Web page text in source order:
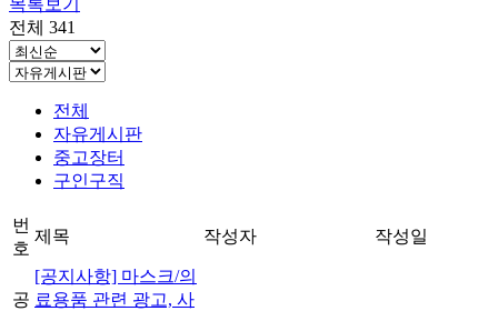
목록보기
전체 341
전체
자유게시판
중고장터
구인구직
번
호
제목 작성자 작성일
공
[공지사항] 마스크/의
료용품 관련 광고, 사